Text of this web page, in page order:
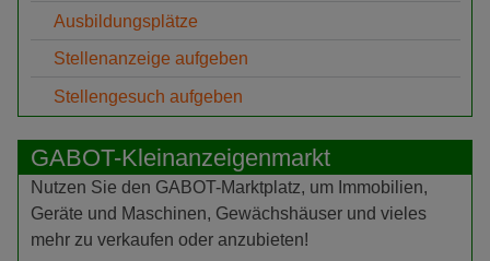
Ausbildungsplätze
Stellenanzeige aufgeben
Stellengesuch aufgeben
GABOT-Kleinanzeigenmarkt
Nutzen Sie den GABOT-Marktplatz, um Immobilien,
Geräte und Maschinen, Gewächshäuser und vieles
mehr zu verkaufen oder anzubieten!